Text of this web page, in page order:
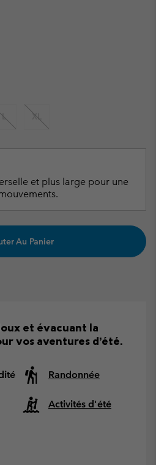
L XL
et plus large pour une
Au Panier
et évacuant la
vos aventures d’été.
Randonnée
Activités d'été